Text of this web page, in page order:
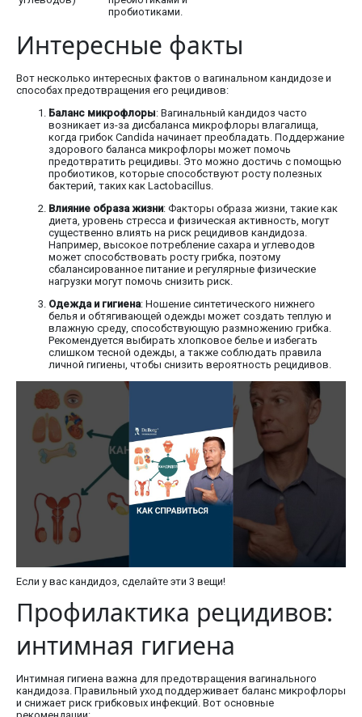
пробиотиками.
Интересные факты
Вот несколько интересных фактов о вагинальном кандидозе и
способах предотвращения его рецидивов:
Баланс микрофлоры: Вагинальный кандидоз часто
возникает из-за дисбаланса микрофлоры влагалища,
когда грибок Candida начинает преобладать. Поддержание
здорового баланса микрофлоры может помочь
предотвратить рецидивы. Это можно достичь с помощью
пробиотиков, которые способствуют росту полезных
бактерий, таких как Lactobacillus.
Влияние образа жизни: Факторы образа жизни, такие как
диета, уровень стресса и физическая активность, могут
существенно влиять на риск рецидивов кандидоза.
Например, высокое потребление сахара и углеводов
может способствовать росту грибка, поэтому
сбалансированное питание и регулярные физические
нагрузки могут помочь снизить риск.
Одежда и гигиена: Ношение синтетического нижнего
белья и обтягивающей одежды может создать теплую и
влажную среду, способствующую размножению грибка.
Рекомендуется выбирать хлопковое белье и избегать
слишком тесной одежды, а также соблюдать правила
личной гигиены, чтобы снизить вероятность рецидивов.
Если у вас кандидоз, сделайте эти 3 вещи!
Профилактика рецидивов:
интимная гигиена
Интимная гигиена важна для предотвращения вагинального
кандидоза. Правильный уход поддерживает баланс микрофлоры
и снижает риск грибковых инфекций. Вот основные